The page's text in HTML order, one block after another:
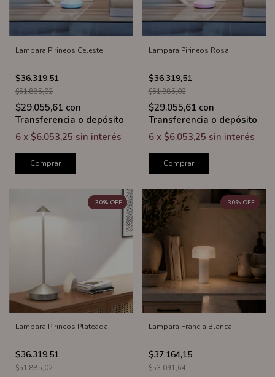
Lampara Pirineos Celeste
$36.319,51
$51.885,02
$29.055,61 con
Transferencia o depósito
6 x $6.053,25 sin interés
Comprar
Lampara Pirineos Rosa
$36.319,51
$51.885,02
$29.055,61 con
Transferencia o depósito
6 x $6.053,25 sin interés
Comprar
Lampara Pirineos Plateada
$36.319,51
-30% OFF
$51.885,02
Lampara Francia Blanca
$37.164,15
-30% OFF
$53.091,64